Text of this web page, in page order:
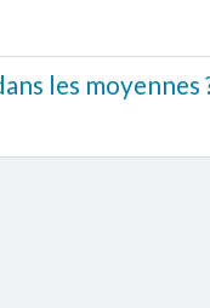
les moyennes